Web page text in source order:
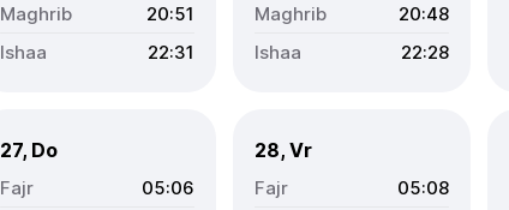
20:51
22:31
20:48
22:28
27, Do
05:06
28, Vr
05:08